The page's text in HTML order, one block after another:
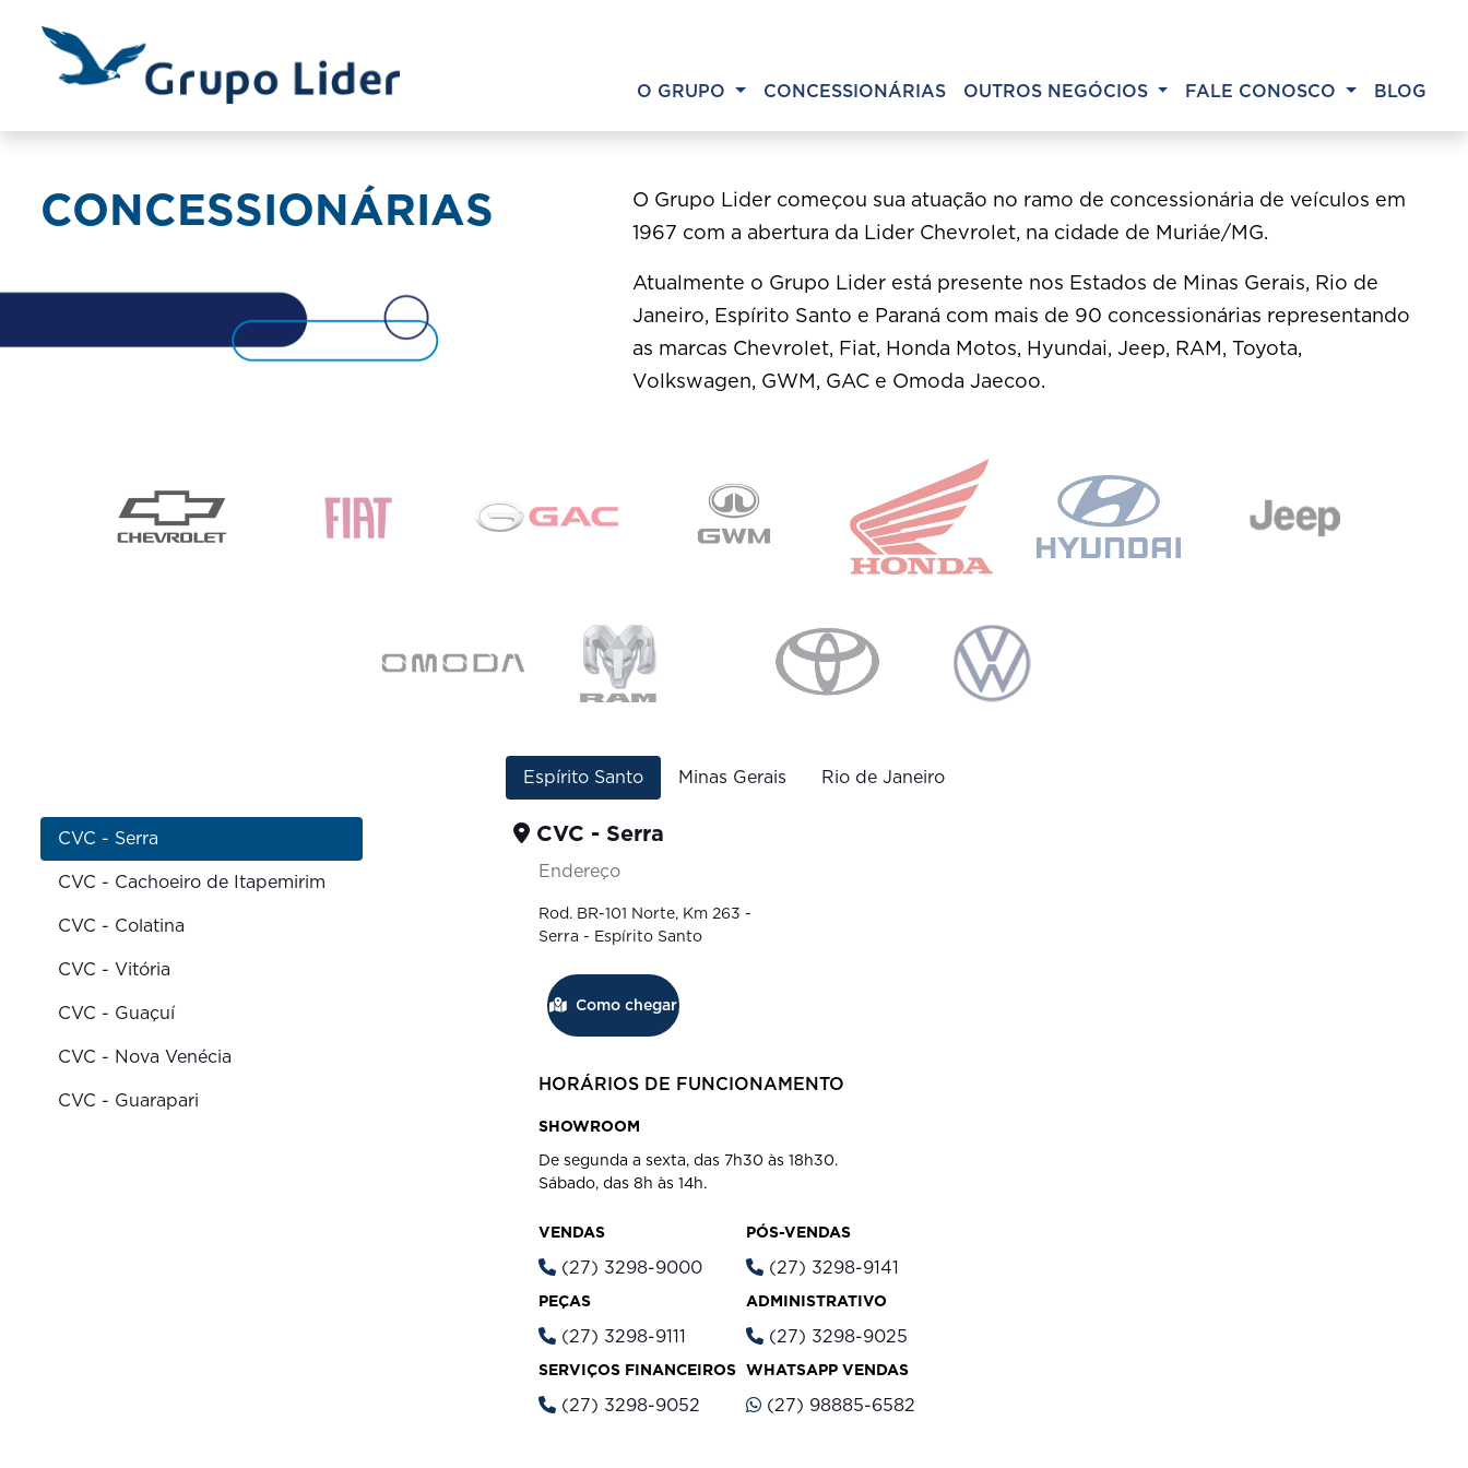
O GRUPO CONCESSIONÁRIAS OUTROS NEGÓCIOS FALE CONOSCO BLOG
CONCESSIONÁRIAS
O Grupo Lider começou sua atuação no ramo de concessionária de veículos em
1967 com a abertura da Lider Chevrolet, na cidade de Muriáe/MG.
Atualmente o Grupo Lider está presente nos Estados de Minas Gerais, Rio de
Janeiro, Espírito Santo e Paraná com mais de 90 concessionárias representando
as marcas Chevrolet, Fiat, Honda Motos, Hyundai, Jeep, RAM, Toyota,
Volkswagen, GWM, GAC e Omoda Jaecoo.
Espírito Santo Minas Gerais Rio de Janeiro
CVC - Serra
CVC - Cachoeiro de Itapemirim
CVC - Colatina
CVC - Vitória
CVC - Guaçuí
CVC - Nova Venécia
CVC - Guarapari
CVC - Serra
Endereço
Rod. BR-101 Norte, Km 263 -
Serra - Espírito Santo
Como chegar
HORÁRIOS DE FUNCIONAMENTO
SHOWROOM
De segunda a sexta, das 7h30 às 18h30.
Sábado, das 8h às 14h.
VENDAS
(27) 3298-9000
PÓS-VENDAS
(27) 3298-9141
PEÇAS
(27) 3298-9111
ADMINISTRATIVO
(27) 3298-9025
SERVIÇOS FINANCEIROS
(27) 3298-9052
WHATSAPP VENDAS
(27) 98885-6582